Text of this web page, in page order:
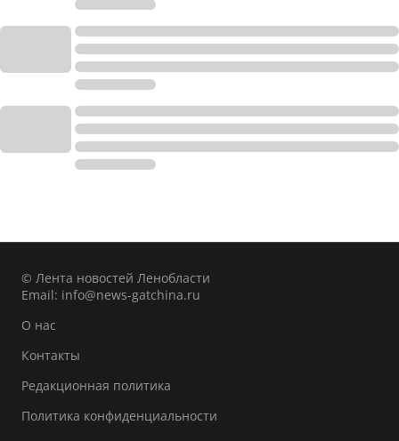
© Лента новостей Ленобласти
Email: info@news-gatchina.ru
О нас
Контакты
Редакционная политика
Политика конфиденциальности